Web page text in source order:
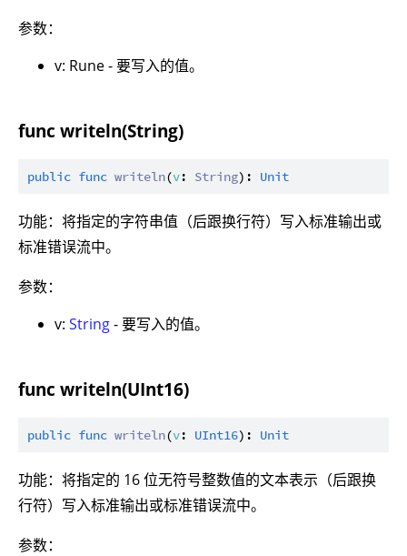
参数：
v: Rune - 要写入的值。
func writeln(String)
public func writeln(v: String): Unit
功能：将指定的字符串值（后跟换行符）写入标准输出或
标准错误流中。
参数：
v: String- 要写入的值。
func writeln(UInt16)
public func writeln(v: UInt16): Unit
功能：将指定的 16 位无符号整数值的文本表示（后跟换
行符）写入标准输出或标准错误流中。
参数：